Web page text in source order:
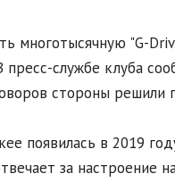
многотысячную "G-
службе клуба
стороны решили
появилась в 2019
за настроение